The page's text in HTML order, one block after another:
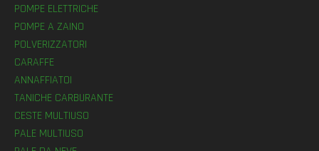
POMPE ELETTRICHE
POMPE A ZAINO
POLVERIZZATORI
CARAFFE
ANNAFFIATOI
TANICHE CARBURANTE
CESTE MULTIUSO
PALE MULTIUSO